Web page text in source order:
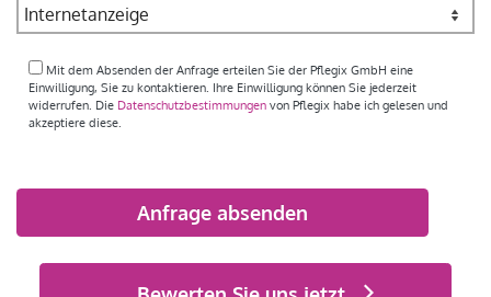
Mit dem Absenden der Anfrage erteilen Sie der Pflegix GmbH eine
Einwilligung, Sie zu kontaktieren. Ihre Einwilligung können Sie jederzeit
widerrufen. Die Datenschutzbestimmungen von Pflegix habe ich gelesen und
akzeptiere diese.
Alternative: